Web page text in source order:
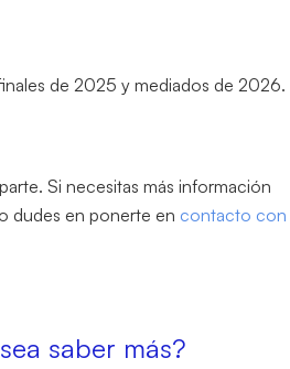
de 2025 y mediados de 2026.
Si necesitas más información
dudes en ponerte en contacto con
saber más?